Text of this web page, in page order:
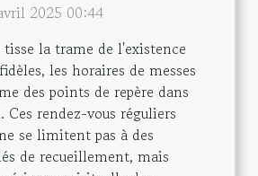
2025 00:44
la trame de l'existence
les horaires de messes
des points de repère dans
Ces rendez-vous réguliers
se limitent pas à des
de recueillement, mais